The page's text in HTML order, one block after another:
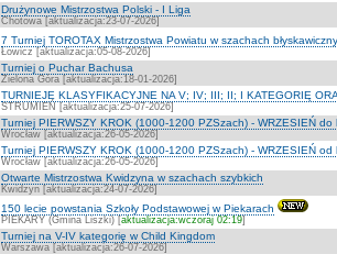
Drużynowe Mistrzostwa Polski - I Liga
Chotowa [aktualizacja:23-07-2026]
7 Turniej TOROTAX Mistrzostwa Powiatu w szachach
Łowicz [aktualizacja:05-08-2026]
Turniej o Puchar Bachusa
Zielona Góra [aktualizacja:18-01-2026]
TURNIEJE KLASYFIKACYJNE NA V; IV; III; II; I KATEGORIĘ
STRUMIEŃ [aktualizacja:25-07-2026]
Turniej PIERWSZY KROK (1000-1200 PZSzach) - WRZESIEŃ do
Wrocław [aktualizacja:26-05-2026]
Turniej PIERWSZY KROK (1000-1200 PZSzach) - WRZESIEŃ od
Wrocław [aktualizacja:26-05-2026]
Otwarte Mistrzostwa Kwidzyna w szachach szybkich
Kwidzyn [aktualizacja:24-07-2026]
150 lecie powstania Szkoły Podstawowej w Piekarach
PIEKARY (Gmina Liszki) [aktualizacja:wczoraj 02:19]
Turniej na V-IV kategorię w Child Kingdom
Warszawa [aktualizacja:26-07-2026]